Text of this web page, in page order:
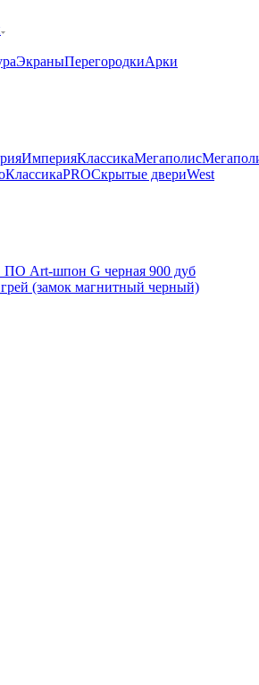
ЭкраныПерегородкиАрки
ИмперияКлассикаМегаполис
Скрытые двериWest